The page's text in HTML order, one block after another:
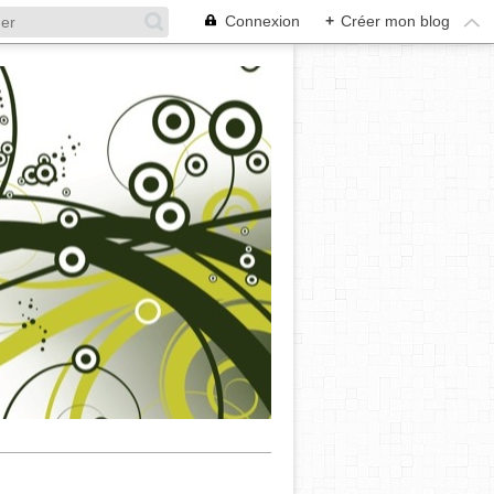
Connexion + Créer mon blog